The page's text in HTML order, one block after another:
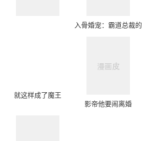
就这样成了魔王
入骨婚宠：霸道总裁的
影帝他要闹离婚